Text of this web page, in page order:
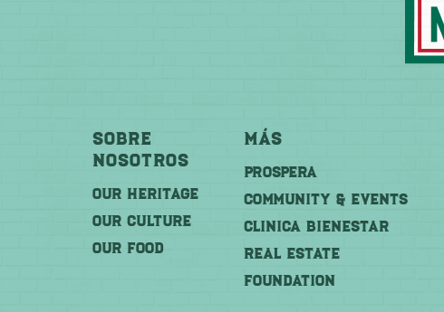
Sobre
Nosotros
OUR HERITAGE
OUR CULTURE
OUR FOOD
Más
PROSPERA
COMMUNITY & EVENTS
CLINICA BIENESTAR
REAL ESTATE
FOUNDATION